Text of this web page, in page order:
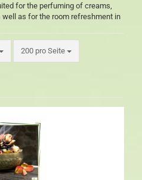
for the perfuming of creams,
as for the room refreshment in
200 pro Seite